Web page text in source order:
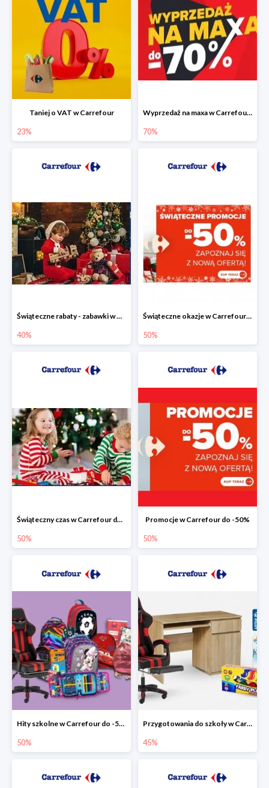
Taniej o VAT w Carrefour
23%
Wyprzedaż na maxa w Carrefour do -70%
70%
Świąteczne rabaty - zabawki w Carrefour do -40%
40%
Świąteczne okazje w Carrefour do -50%
50%
Świąteczny czas w Carrefour do -50%
50%
Promocje w Carrefour do -50%
50%
Hity szkolne w Carrefour do -50%
50%
Przygotowania do szkoły w Carrefour do -45%
45%